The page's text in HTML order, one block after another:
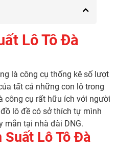
Lô Tô Đà
là công cụ thống kê số lượt
tất cả những con lô trong
công cụ rất hữu ích với người
lô đề có sở thích tự mình
mắn tại nhà đài DNG.
Suất Lô Tô Đà